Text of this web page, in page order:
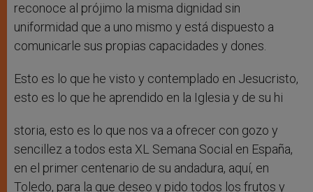
reconoce al prójimo la misma dignidad sin
uniformidad que a uno mismo y está dispuesto a
comunicarle sus propias capacidades y dones.
Esto es lo que he visto y contemplado en Jesucristo,
esto es lo que he aprendido en la Iglesia y de su hi
storia, esto es lo que nos va a ofrecer con gozo y
sencillez a todos esta XL Semana Social en España,
en el primer centenario de su andadura, aquí, en
Toledo, para la que deseo y pido todos los frutos y